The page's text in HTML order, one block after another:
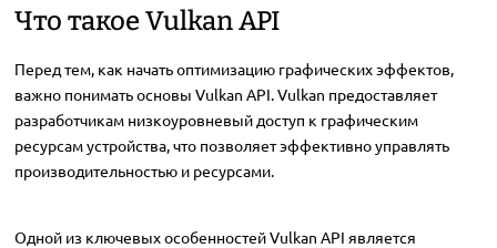
Что такое Vulkan API
Перед тем, как начать оптимизацию графических эффектов,
важно понимать основы Vulkan API. Vulkan предоставляет
разработчикам низкоуровневый доступ к графическим
ресурсам устройства, что позволяет эффективно управлять
производительностью и ресурсами.
Одной из ключевых особенностей Vulkan API является